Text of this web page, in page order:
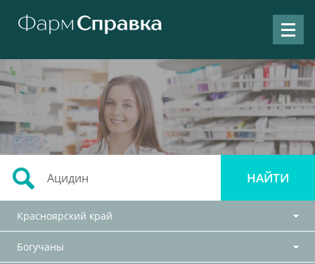
Красноярский край
Богучаны